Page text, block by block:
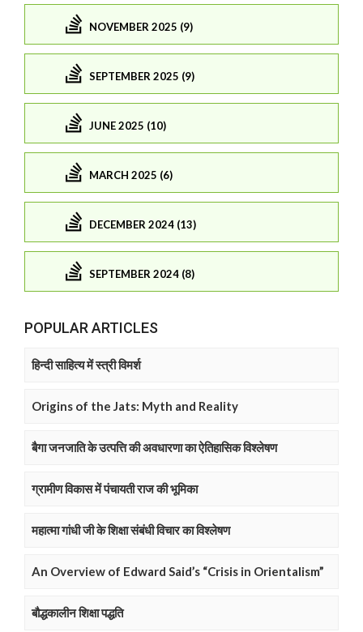
NOVEMBER 2025 (9)
SEPTEMBER 2025 (9)
JUNE 2025 (10)
MARCH 2025 (6)
DECEMBER 2024 (13)
SEPTEMBER 2024 (8)
POPULAR ARTICLES
हिन्दी साहित्य में स्त्री विमर्श
Origins of the Jats: Myth and Reality
बैगा जनजाति के उत्पत्ति की अवधारणा का ऐतिहासिक विश्लेषण
ग्रामीण विकास में पंचायती राज की भूमिका
महात्मा गांधी जी के शिक्षा संबंधी विचार का विश्लेषण
An Overview of Edward Said’s “Crisis in Orientalism”
बौद्धकालीन शिक्षा पद्धति